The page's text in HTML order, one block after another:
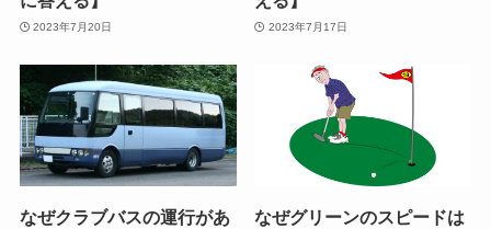
2023年7月20日 2023年7月17日
なぜクラブバスの運行があ
なぜグリーンのスピードは